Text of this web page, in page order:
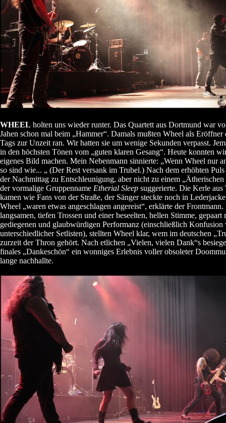
WHEEL holten uns wieder runter. Das Quartett aus Dortmund war
Jahen schon mal beim „Hammer“. Damals mußten Wheel als Eröffner
Tags zur Unzeit ran. Wir hatten sie um wenige Sekunden verpasst.
in den höchsten Tönen vom „guten klaren Gesang“. Heute konnten
eigenes Bild machen. Mein Nebenmann sinnierte: „Wenn Wheel nur
so sind wie... „ (Der Rest versank im Trubel.) Nach dem erhöhten
der Nachmittag zu Entschleunigung, aber nicht zu einem
der vormalige Gruppenname Etherial Sleep suggerierte. Die Kerle aus
kamen wie Fans von der Straße, der Sänger steckte noch in
Wheel „waren etwas angeschlagen angereist“, erklärte der
langsamen, tiefen Trossen und einer beseelten, hellen Stimme, gepaart
gediegenen und glaubwürdigen Performanz (einschließlich Konfusion
unterschiedlicher Setlisten), stellten Wheel klar, wem im deutschen
zurzeit der Thron gehört. Nach etlichen „Vielen, vielen Dank“s
finales „Dankeschön“ ein wonniges Erlebnis voller obsoleter
lange nachhallte.